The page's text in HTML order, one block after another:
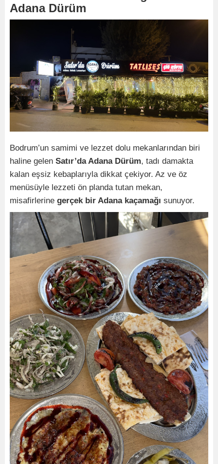
Adana Dürüm
Bodrum’un samimi ve lezzet dolu mekanlarından biri
haline gelen Satır’da Adana Dürüm, tadı damakta
kalan eşsiz kebaplarıyla dikkat çekiyor. Az ve öz
menüsüyle lezzeti ön planda tutan mekan,
misafirlerine gerçek bir Adana kaçamağı sunuyor.